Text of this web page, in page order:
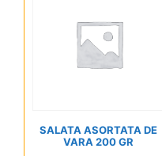
SALATA ASORTATA DE
VARA 200 GR